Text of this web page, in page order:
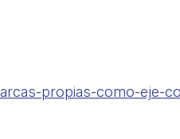
propias-como-eje-